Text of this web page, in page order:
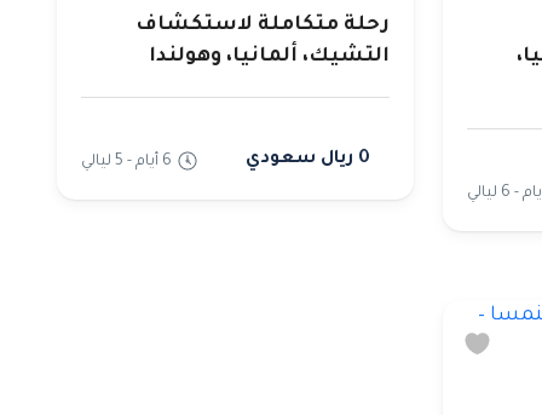
رحلة متكاملة لاستكشاف
التشيك، ألمانيا، وهولندا
0 ريال سعودي 6 أيام - 5 ليالي